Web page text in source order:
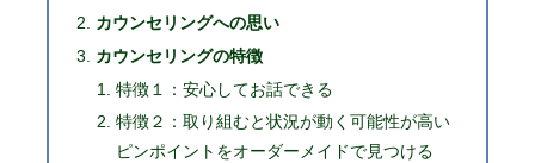
カウンセリングへの思い
カウンセリングの特徴
特徴１：安心してお話できる
特徴２：取り組むと状況が動く可能性が高い
ピンポイントをオーダーメイドで見つける